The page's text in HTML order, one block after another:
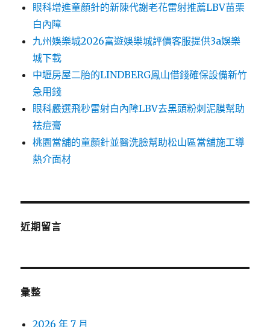
眼科增進童顏針的新陳代謝老花雷射推薦LBV苗栗
白內障
九州娛樂城2026富遊娛樂城評價客服提供3a娛樂
城下載
中壢房屋二胎的LINDBERG鳳山借錢確保設備新竹
急用錢
眼科嚴選飛秒雷射白內障LBV去黑頭粉刺泥膜幫助
祛痘膏
桃園當舖的童顏針並醫洗臉幫助松山區當舖施工導
熱介面材
近期留言
彙整
2026 年 7 月